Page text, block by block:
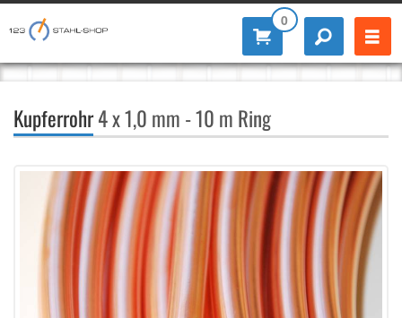
0
Kupferrohr4 x 1,0 mm - 10 m Ring